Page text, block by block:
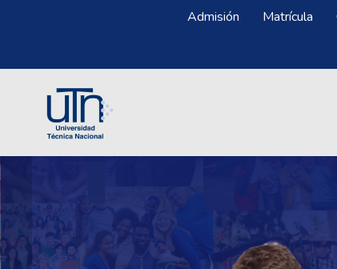
Menú Superior
Admisión Matrícula